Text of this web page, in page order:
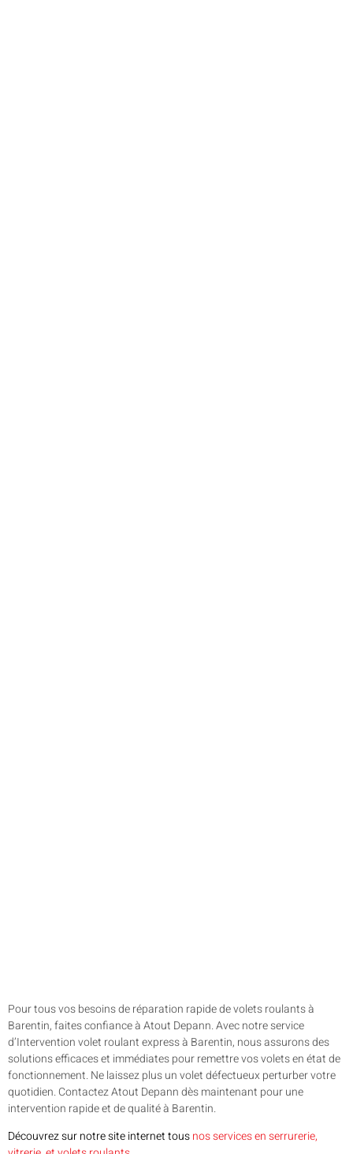
Pour tous vos besoins de réparation rapide de volets roulants à
Barentin, faites confiance à Atout Depann. Avec notre service
d’Intervention volet roulant express à Barentin, nous assurons des
solutions efficaces et immédiates pour remettre vos volets en état de
fonctionnement. Ne laissez plus un volet défectueux perturber votre
quotidien. Contactez Atout Depann dès maintenant pour une
intervention rapide et de qualité à Barentin.
Découvrez sur notre site internet tousnos services en serrurerie,